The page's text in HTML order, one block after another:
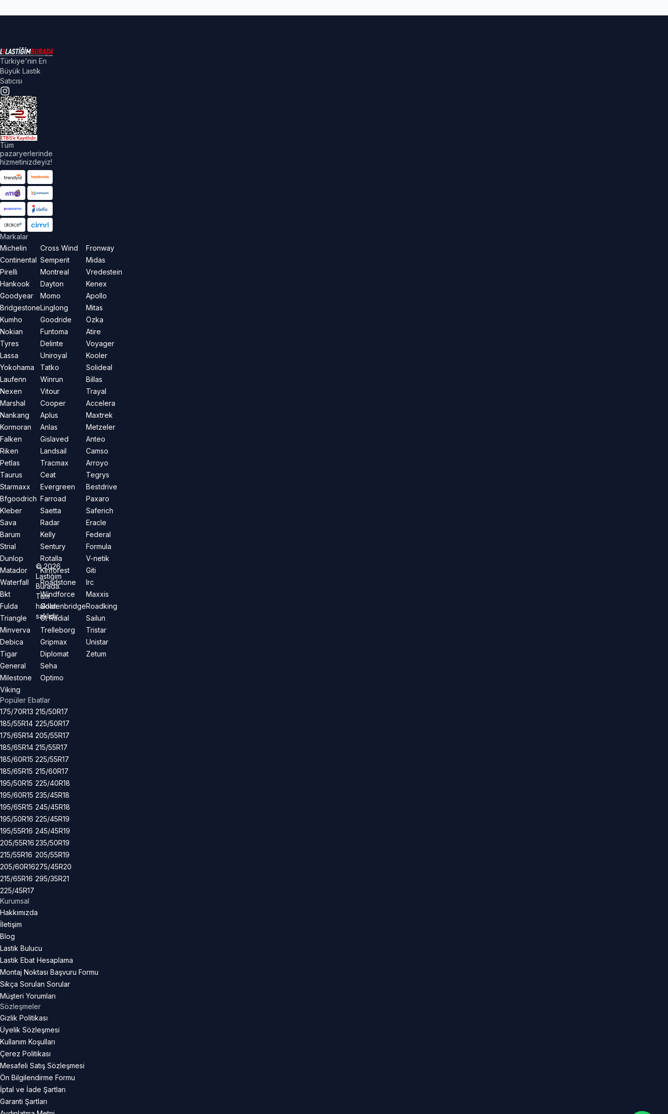
Türkiye'nin En
Büyük Lastik
Satıcısı
Tüm
pazaryerlerinde
hizmetinizdeyiz!
Markalar
Michelin
Continental
Pirelli
Hankook
Goodyear
Bridgestone
Kumho
Nokian
Tyres
Lassa
Yokohama
Laufenn
Nexen
Marshal
Nankang
Kormoran
Falken
Riken
Petlas
Taurus
Starmaxx
Bfgoodrich
Kleber
Sava
Barum
Strial
Dunlop
Matador
Waterfall
Bkt
Fulda
Triangle
Minverva
Debica
Tigar
General
Milestone
Viking
Cross Wind
Semperit
Montreal
Dayton
Momo
Linglong
Goodride
Funtoma
Delinte
Uniroyal
Tatko
Winrun
Vitour
Cooper
Aplus
Anlas
Gislaved
Landsail
Tracmax
Ceat
Evergreen
Farroad
Saetta
Radar
Kelly
Sentury
Rotalla
Kinforest
Roadstone
Windforce
Goldenbridge
Gt Radial
Trelleborg
Gripmax
Diplomat
Seha
Optimo
Fronway
Midas
Vredestein
Kenex
Apollo
Mitas
Özka
Atire
Voyager
Kooler
Solideal
Billas
Trayal
Accelera
Maxtrek
Metzeler
Anteo
Camso
Arroyo
Tegrys
Bestdrive
Paxaro
Saferich
Eracle
Federal
Formula
V-netik
Giti
Irc
Maxxis
Roadking
Sailun
Tristar
Unistar
Zetum
Popüler Ebatlar
175/70R13
185/55R14
175/65R14
185/65R14
185/60R15
185/65R15
195/50R15
195/60R15
195/65R15
195/50R16
195/55R16
205/55R16
215/55R16
205/60R16
215/65R16
225/45R17
215/50R17
225/50R17
205/55R17
215/55R17
225/55R17
215/60R17
225/40R18
235/45R18
245/45R18
225/45R19
245/45R19
235/50R19
205/55R19
275/45R20
295/35R21
Kurumsal
Hakkımızda
İletişim
Blog
Lastik Bulucu
Lastik Ebat Hesaplama
Montaj Noktası Başvuru Formu
Sıkça Sorulan Sorular
Müşteri Yorumları
Sözleşmeler
Gizlik Politikası
Üyelik Sözleşmesi
Kullanım Koşulları
Çerez Politikası
Mesafeli Satış Sözleşmesi
Ön Bilgilendirme Formu
İptal ve İade Şartları
Garanti Şartları
©2026
Lastiğim
Burada.
Tüm
hakları
saklıdır.